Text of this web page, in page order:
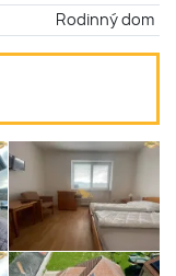
Rodinný dom